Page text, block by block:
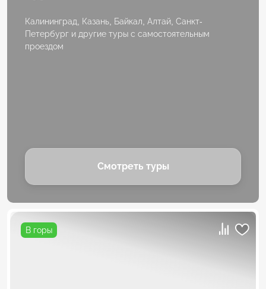
Калининград, Казань, Байкал, Алтай, Санкт-
Петербург и другие туры с самостоятельным
проездом
Смотреть туры
В горы